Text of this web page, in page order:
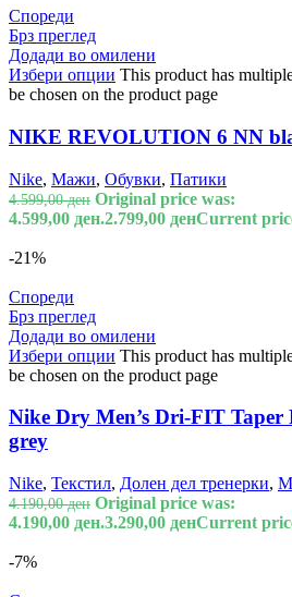
Спореди
Брз преглед
Додади во омилени
Избери опции This product has
be chosen on the product page
NIKE REVOLUTION 6 NN
Nike, Мажи, Обувки, Патики
4.599,00ден Original price was:
4.599,00 ден.2.799,00 денCurrent
-21%
Спореди
Брз преглед
Додади во омилени
Избери опции This product has
be chosen on the product page
Nike Dry Men’s Dri-FIT Taper
grey
Nike, Текстил, Долен дел тренерки,
4.190,00ден Original price was:
4.190,00 ден.3.290,00 денCurrent
-7%